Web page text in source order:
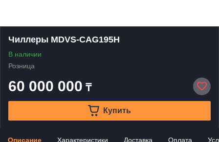
Чиллеры MDVS-CAG195H
В наличии
Розница
60 000 000 ₸
Купить
Описание Характеристики Доставка Оплата